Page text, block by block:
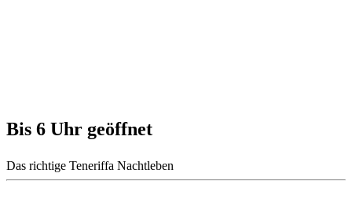
Bis 6 Uhr geöffnet
Das richtige Teneriffa Nachtleben